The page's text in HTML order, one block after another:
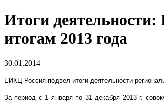
Итоги
итогам 2013 года
30.01.2014
ЕИКЦ-Россия подвел итоги деятельности
За период с 1 января по 31 декабря 2013 г.